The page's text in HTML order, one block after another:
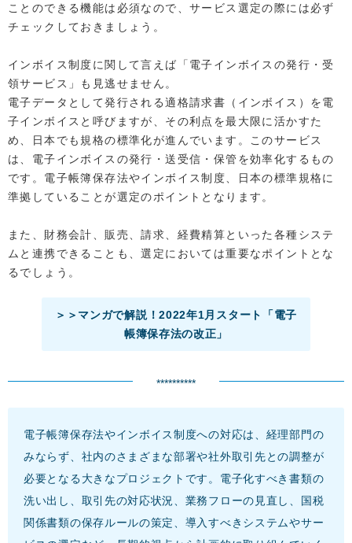
ことのできる機能は必須なので、サービス選定の際には必ず
チェックしておきましょう。
インボイス制度に関して言えば「電子インボイスの発行・受
領サービス」も見逃せません。
電子データとして発行される適格請求書（インボイス）を電
子インボイスと呼びますが、その利点を最大限に活かすた
め、日本でも規格の標準化が進んでいます。このサービス
は、電子インボイスの発行・送受信・保管を効率化するもの
です。電子帳簿保存法やインボイス制度、日本の標準規格に
準拠していることが選定のポイントとなります。
また、財務会計、販売、請求、経費精算といった各種システ
ムと連携できることも、選定においては重要なポイントとな
るでしょう。
＞＞マンガで解説！2022年1月スタート「電子
帳簿保存法の改正」
**********
電子帳簿保存法やインボイス制度への対応は、経理部門の
みならず、社内のさまざまな部署や社外取引先との調整が
必要となる大きなプロジェクトです。電子化すべき書類の
洗い出し、取引先の対応状況、業務フローの見直し、国税
関係書類の保存ルールの策定、導入すべきシステムやサー